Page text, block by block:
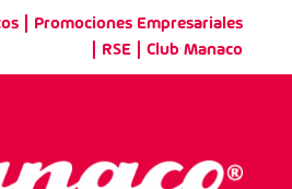
Promociones Empresariales
RSE |Club Manaco